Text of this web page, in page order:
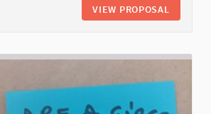
VIEW PROPOSAL